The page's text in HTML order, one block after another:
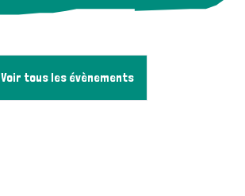
Voir tous les évènements